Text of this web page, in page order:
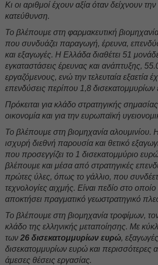
Κι οι αριθμοί έχουν αξία όταν δείχνουν
κατεύθυνση.
Το βλέπουμε στη φαρμακευτική
που συνδυάζει παραγωγή, έρευνα,
και εξαγωγές. Η Ελλάδα διαθέτει 51
εγκαταστάσεις έρευνας και ανάπτυξης,
εργαζόμενους, ενώ την τελευταία εξαετία
επενδύσεις περίπου 1,8 δισεκατομμυρίων
Πρόκειται για κλάδο στρατηγικής
οικονομία και για την ευρωπαϊκή
Το βλέπουμε στη βιομηχανία αλουμινίου.
ισχυρή διεθνή παρουσία και θετικό
που προσεγγίζει το 1 δισεκατομμύριο
βλέπουμε και μέσα από στρατηγικές
πρώτες ύλες, όπως το γάλλιο, που
τεχνολογίες αιχμής. Είναι πεδίο στο
αποκτήσει πραγματικό γεωστρατηγικό
Το βλέπουμε στη βιομηχανία τροφίμων,
κλάδο της ελληνικής μεταποίησης. Με
των 26 δισεκατομμυρίων ευρώ,
δισεκατομμυρίων ευρώ και περισσότερες
άμεσες θέσεις εργασίας.